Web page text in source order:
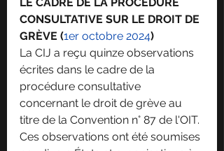
CONSULTATIVE SUR LE DROIT DE
GRÈVE (1er octobre 2024)
La CIJ a reçu quinze observations
écrites dans le cadre de la
procédure consultative
concernant le droit de grève au
titre de la Convention n° 87 de l'OIT.
Ces observations ont été soumises